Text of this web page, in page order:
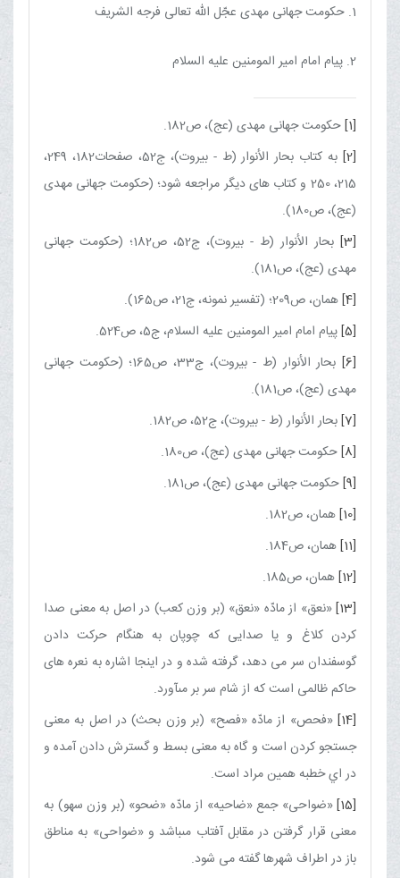
1. حکومت جهانی مهدی عجّل الله تعالی فرجه الشریف
2. پیام امام امیر المومنین علیه السلام
[1]حكومت جهانى مهدى (عج)، ص182.
[2]
به كتاب بحار الأنوار (ط - بيروت)، ج52، صفحات182، 249،
215، 250 و كتاب هاى ديگر مراجعه شود؛ (حكومت جهانى مهدى
(عج)، ص180).
[3]
بحار الأنوار (ط - بيروت)، ج‏52، ص182؛ (حكومت جهانى
مهدى (عج)، ص181).
[4]همان، ص209؛ (تفسير نمونه، ج‏21، ص165).
[5]پيام امام امير المومنين عليه السلام، ج‏5، ص524.
[6]
بحار الأنوار (ط - بيروت)، ج‏33، ص165؛ (حكومت جهانى
مهدى (عج)، ص181).
[7]بحار الأنوار (ط - بيروت)، ج‏52، ص182.
[8]حكومت جهانى مهدى (عج)، ص180.
[9]حكومت جهانى مهدى (عج)، ص181.
[10]همان، ص182.
[11]همان، ص184.
[12]همان، ص185.
[13]«نعق» از مادّه «نعق» (بر وزن كعب) در اصل به معنى صدا
كردن كلاغ و يا صدايى كه چوپان به هنگام حركت دادن
گوسفندان سر مى‏ دهد، گرفته شده و در اينجا اشاره به نعره‏ هاى
حاكم ظالمى است كه از شام سر بر مى‏آورد.
[14] «فحص» از مادّه «فصح» (بر وزن بحث) در اصل به معنى
جستجو كردن است و گاه به معنى بسط و گسترش دادن آمده و
در اي خطبه همين مراد است.
[15]«ضواحى» جمع «ضاحيه» از مادّه «ضحو» (بر وزن سهو) به
معنى قرار گرفتن در مقابل آفتاب مى‏باشد و «ضواحى» به مناطق
باز در اطراف شهرها گفته مى ‏شود.